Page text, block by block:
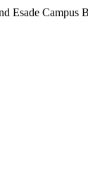
Esade Campus